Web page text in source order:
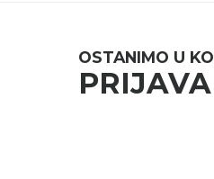
ID PLOČICA
OSTANIMO U